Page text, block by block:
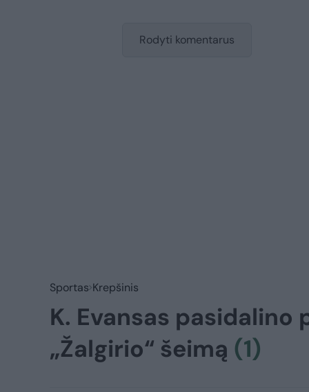
Rodyti komentarus
Sportas Krepšinis
K. Evansas
„Žalgirio“ šeimą (1)